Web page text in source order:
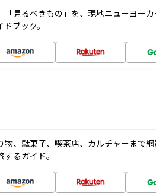
「見るべきもの」を、現地ニューヨー
ブック。
物、駄菓子、喫茶店、カルチャーまで
るガイド。